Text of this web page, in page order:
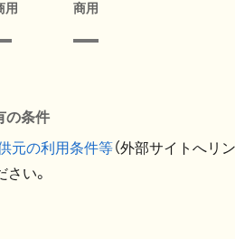
用 商用
の条件
元の利用条件等（外部サイトへリ
い。